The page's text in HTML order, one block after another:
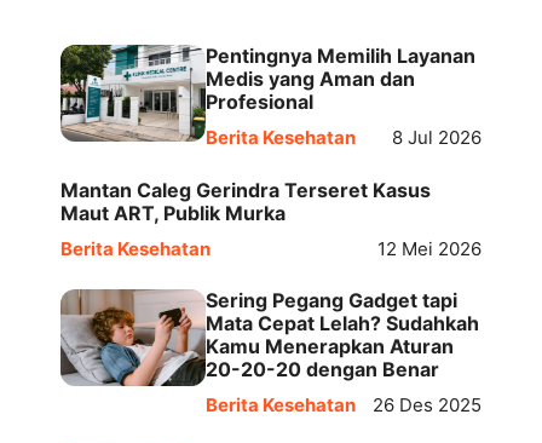
Pentingnya Memilih Layanan
Medis yang Aman dan
Profesional
Berita Kesehatan 8 Jul 2026
Mantan Caleg Gerindra Terseret Kasus
Maut ART, Publik Murka
Berita Kesehatan 12 Mei 2026
Sering Pegang Gadget tapi
Mata Cepat Lelah? Sudahkah
Kamu Menerapkan Aturan
20-20-20 dengan Benar
Berita Kesehatan 26 Des 2025